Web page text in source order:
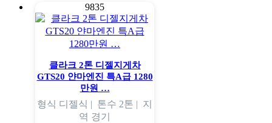
9835
클라크 2톤 디젤지게차
GTS20 얀마엔진 특A급 1280
만원 …
형식 디젤식 | 톤수 2톤 | 지
역 경기